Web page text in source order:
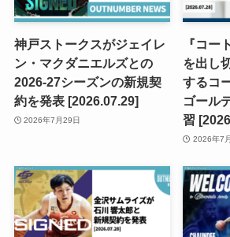
神戸ストークスがジェイレ
ン・マクダニエルズとの
2026-27シーズンの新規契
約を発表 [2026.07.29]
2026年7月29日
『コー
を出し
するコ
ゴール
習
2026年7